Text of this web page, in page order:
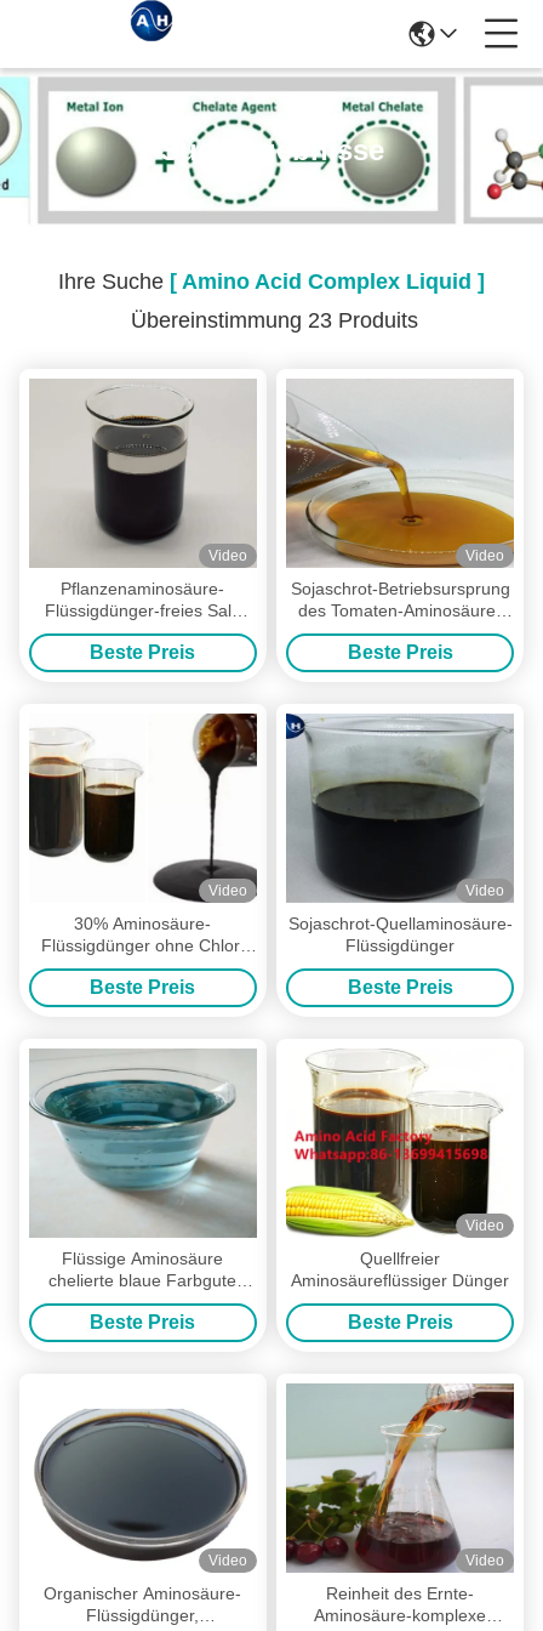
Suchergebnisse
Ihre Suche [ Amino Acid Complex Liquid ]
Übereinstimmung 23 Produits
Video
Pflanzenaminosäure-
Flüssigdünger-freies Salz
Hydrolisis für Formulierungen
Beste Preis
Video
Sojaschrot-Betriebsursprung
des Tomaten-Aminosäure-
Flüssigdünger-50%
organischer
Beste Preis
Video
30% Aminosäure-
Flüssigdünger ohne Chlor,
organischer Flüssigdünger
für Anlagen
Beste Preis
Video
Sojaschrot-Quellaminosäure-
Flüssigdünger
Beste Preis
Flüssige Aminosäure
chelierte blaue Farbgute
Absorption des Zink-
Düngemittel-10%
Beste Preis
Video
Quellfreier
Aminosäureflüssiger Dünger
Beste Preis
Video
Organischer Aminosäure-
Flüssigdünger,
Video
Reinheit des Ernte-
Aminosäure-komplexe